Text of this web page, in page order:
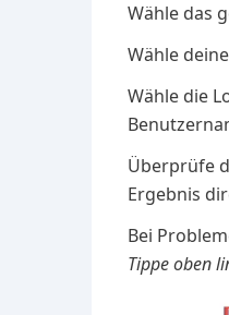
Wähle das
Wähle
Wähle die
Überprüfe
Ergebnis
Bei
Tippe oben